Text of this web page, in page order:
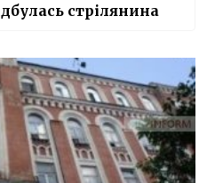
стрілянина